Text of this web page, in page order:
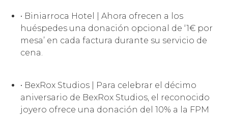
• Biniarroca Hotel | Ahora ofrecen a los
huéspedes una donación opcional de ‘1€ por
mesa’ en cada factura durante su servicio de
cena.
• BexRox Studios | Para celebrar el décimo
aniversario de BexRox Studios, el reconocido
joyero ofrece una donación del 10% a la FPM